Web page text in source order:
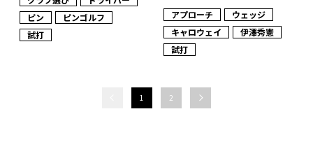
ピン
ピンゴルフ
試打
アプローチ
ウェッジ
キャロウェイ
伊澤秀憲
試打
1 2